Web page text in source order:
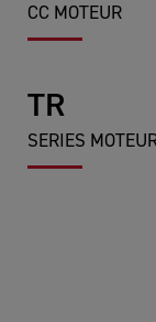
CC MOTEUR
TR
SERIES